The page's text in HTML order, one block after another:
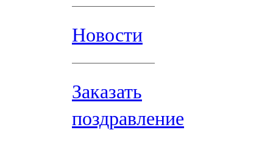
Новости
Заказать
поздравление